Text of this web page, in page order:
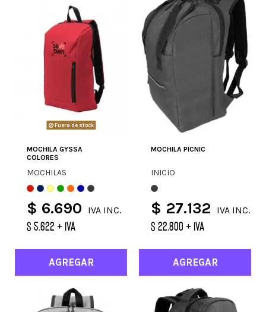
Fuera de stock
MOCHILA GYSSA
COLORES
MOCHILAS
$ 6.690 IVA INC.
$ 5.622 + IVA
AGREGAR
MOCHILA PICNIC
INICIO
$ 27.132 IVA INC.
$ 22.800 + IVA
AGREGAR